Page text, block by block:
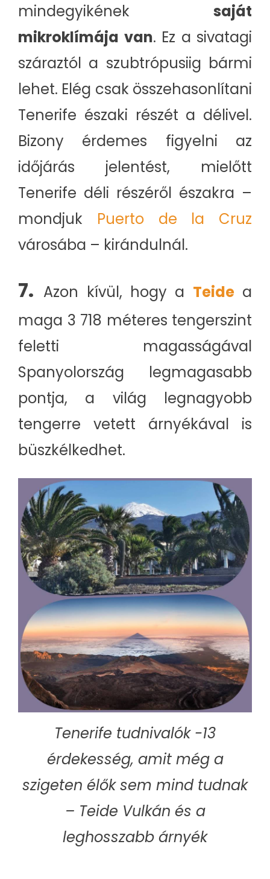
mindegyikének saját
mikroklímája van. Ez a sivatagi
száraztól a szubtrópusiig bármi
lehet. Elég csak összehasonlítani
Tenerife északi részét a délivel.
Bizony érdemes figyelni az
időjárás jelentést, mielőtt
Tenerife déli részéről északra –
mondjuk Puerto de la Cruz
városába – kirándulnál.
7. Azon kívül, hogy a Teidea
maga 3 718 méteres tengerszint
feletti magasságával
Spanyolország legmagasabb
pontja, a világ legnagyobb
tengerre vetett árnyékával is
büszkélkedhet.
Tenerife tudnivalók -13
érdekesség, amit még a
szigeten élők sem mind tudnak
– Teide Vulkán és a
leghosszabb árnyék